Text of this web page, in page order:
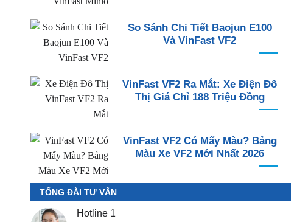
So Sánh Chi Tiết Baojun E100
Và VinFast VF2
VinFast VF2 Ra Mắt: Xe Điện Đô
Thị Giá Chỉ 188 Triệu Đồng
VinFast VF2 Có Mấy Màu? Bảng
Màu Xe VF2 Mới Nhất 2026
TỔNG ĐÀI TƯ VẤN
Hotline 1